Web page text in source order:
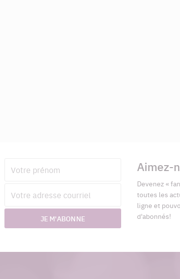
courriel
JE M'ABONNE
Aimez-
Devenez «
toutes les
ligne et
d'abonnés!